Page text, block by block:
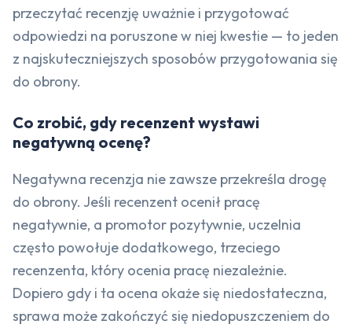
przeczytać recenzję uważnie i przygotować
odpowiedzi na poruszone w niej kwestie — to jeden
z najskuteczniejszych sposobów przygotowania się
do obrony.
Co zrobić, gdy recenzent wystawi
negatywną ocenę?
Negatywna recenzja nie zawsze przekreśla drogę
do obrony. Jeśli recenzent ocenił pracę
negatywnie, a promotor pozytywnie, uczelnia
często powołuje dodatkowego, trzeciego
recenzenta, który ocenia pracę niezależnie.
Dopiero gdy i ta ocena okaże się niedostateczna,
sprawa może zakończyć się niedopuszczeniem do